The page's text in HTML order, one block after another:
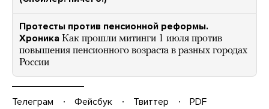
Протесты против пенсионной реформы.
Хроника Как прошли митинги 1 июля против
повышения пенсионного возраста в разных городах
России
Телеграм Фейсбук Твиттер
PDF